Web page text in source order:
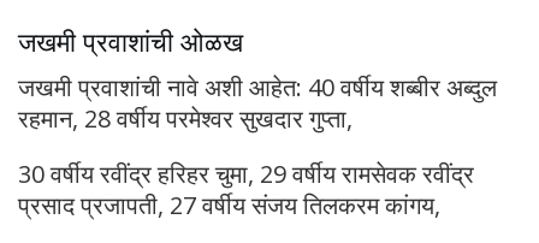
जखमी प्रवाशांची ओळख
जखमी प्रवाशांची नावे अशी आहेत: 40 वर्षीय शब्बीर अब्दुल
रहमान, 28 वर्षीय परमेश्वर सुखदार गुप्ता,
30 वर्षीय रवींद्र हरिहर चुमा, 29 वर्षीय रामसेवक रवींद्र
प्रसाद प्रजापती, 27 वर्षीय संजय तिलकरम कांगय,